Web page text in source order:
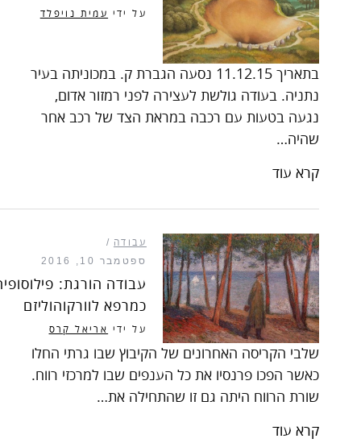
על ידי עמית נויפלד
בתאריך 11.12.15 נסעה הגברת ק. במכוניתה בעיר
נתניה. בעודה גולשת לעצירה לפני רמזור אדום,
נגעה בטעות עם רכבה במראת הצד של רכב אחר
שהיה…
קרא עוד
עבודה
ספטמבר 10, 2016
עבודה הורגת:
כמרפא לוורקוהוליזם
על ידי אריאל קרס
שלבי הקריסה האחרונים של הקיבוץ שבו גרתי החלו
כאשר הפכו פרנסיו את כל הענפים שבו למרכזי רווח.
שורת הרווח היתה גם זו שהתחילה את…
קרא עוד